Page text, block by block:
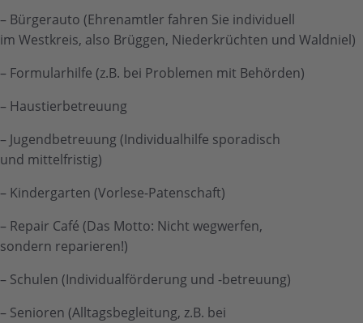
– Bürgerauto (Ehrenamtler fahren Sie individuell
im Westkreis, also Brüggen, Niederkrüchten und Waldniel)
– Formularhilfe (z.B. bei Problemen mit Behörden)
– Haustierbetreuung
– Jugendbetreuung (Individualhilfe sporadisch
und mittelfristig)
– Kindergarten (Vorlese-Patenschaft)
– Repair Café (Das Motto: Nicht wegwerfen,
sondern reparieren!)
– Schulen (Individualförderung und -betreuung)
– Senioren (Alltagsbegleitung, z.B. bei